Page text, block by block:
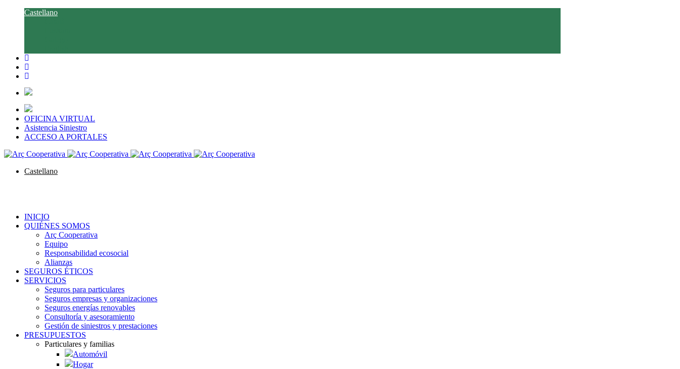
Castellano
OFICINA VIRTUAL
Asistencia Siniestro
ACCESO A PORTALES
Castellano
INICIO
QUIÉNES SOMOS
Arç Cooperativa
Equipo
Responsabilidad ecosocial
Alianzas
SEGUROS ÉTICOS
SERVICIOS
Seguros para particulares
Seguros empresas y organizaciones
Seguros energías renovables
Consultoría y asesoramiento
Gestión de siniestros y prestaciones
PRESUPUESTOS
Particulares y familias
Automóvil
Hogar